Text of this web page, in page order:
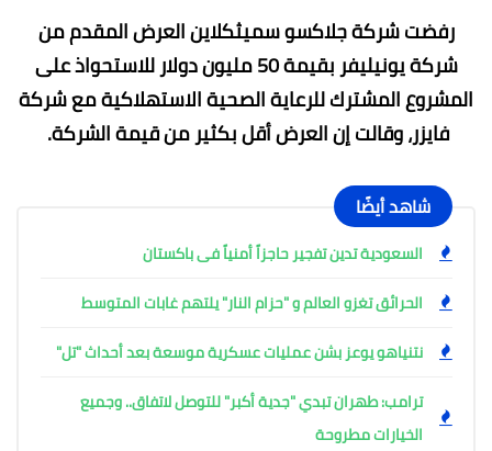
رفضت شركة جلاكسو سميثكلاين العرض المقدم من
شركة يونيليفر بقيمة 50 مليون دولار للاستحواذ على
المشروع المشترك للرعاية الصحية الاستهلاكية مع شركة
فايزر، وقالت إن العرض أقل بكثير من قيمة الشركة.
شاهد أيضًا
السعودية تدين تفجير حاجزاً أمنياً فى باكستان
الحرائق تغزو العالم و "حزام النار" يلتهم غابات المتوسط
نتنياهو يوعز بشن عمليات عسكرية موسعة بعد أحداث "تل"
ترامب: طهران تبدي "جدية أكبر" للتوصل لاتفاق.. وجميع
الخيارات مطروحة